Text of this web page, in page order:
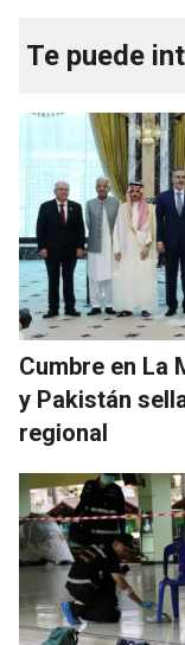
Te puede
Cumbre en La
y Pakistán
regional